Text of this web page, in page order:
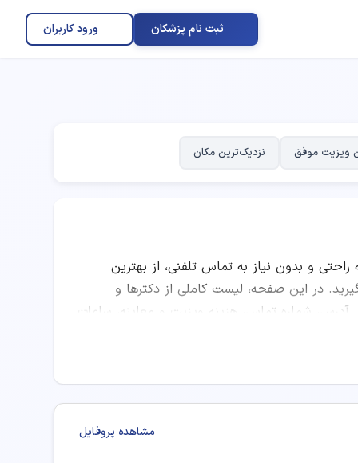
ثبت نام پزشکان ورود کاربران
ویزیت موفق نزدیک‌ترین مکان
راحتی و بدون نیاز به تماس تلفنی، از بهترین
در این صفحه، لیست کاملی از دکترها و
شماره تماس، هزینه ویزیت و معاینه، ساعات
امتیاز پزشکان، تعداد نوبت‌های موفق، نظرات
انتخاب کرده و به صورت اینترنتی نوبت رزرو
مشاهده پروفایل